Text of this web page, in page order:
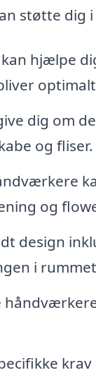
støtte dig
hjælpe
dig om
og fliser.
og
design
i